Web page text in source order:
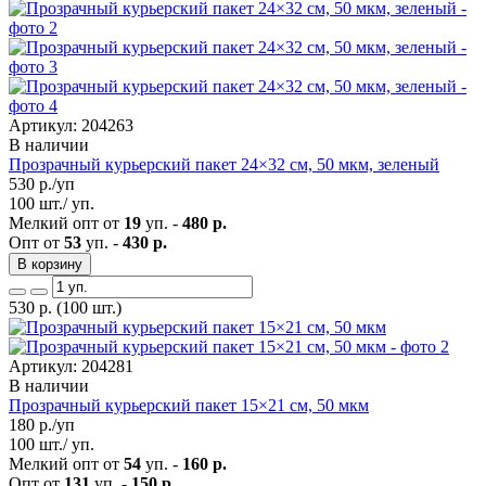
Артикул: 204263
В наличии
Прозрачный курьерский пакет 24×32 см, 50 мкм, зеленый
530 р./уп
100 шт./ уп.
Мелкий опт от 19 уп. - 480 р.
Опт от 53 уп. - 430 р.
В корзину
530 р. (100 шт.)
Артикул: 204281
В наличии
Прозрачный курьерский пакет 15×21 см, 50 мкм
180 р./уп
100 шт./ уп.
Мелкий опт от 54 уп. - 160 р.